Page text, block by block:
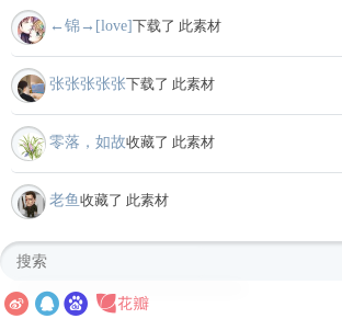
←锦→[love]下载了 此素材
张张张张张下载了 此素材
零落，如故收藏了 此素材
老鱼收藏了 此素材